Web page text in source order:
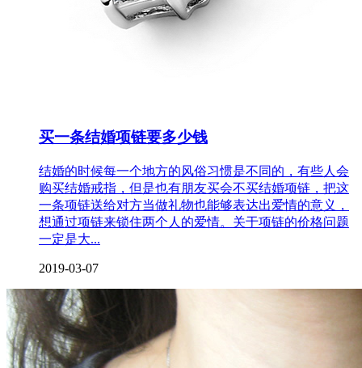
买一条结婚项链要多少钱
结婚的时候每一个地方的风俗习惯是不同的，有些人会
购买结婚戒指，但是也有朋友买会不买结婚项链，把这
一条项链送给对方当做礼物也能够表达出爱情的意义，
想通过项链来锁住两个人的爱情。关于项链的价格问题
一定是大...
2019-03-07